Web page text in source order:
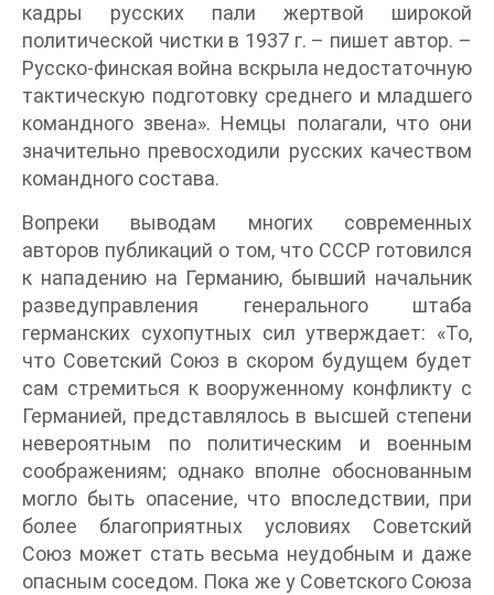
кадры русских пали жертвой широкой
политической чистки в 1937 г. – пишет автор. –
Русско-финская война вскрыла недостаточную
тактическую подготовку среднего и младшего
командного звена». Немцы полагали, что они
значительно превосходили русских качеством
командного состава.
Вопреки выводам многих современных
авторов публикаций о том, что СССР готовился
к нападению на Германию, бывший начальник
разведуправления генерального штаба
германских сухопутных сил утверждает: «То,
что Советский Союз в скором будущем будет
сам стремиться к вооруженному конфликту с
Германией, представлялось в высшей степени
невероятным по политическим и военным
соображениям; однако вполне обоснованным
могло быть опасение, что впоследствии, при
более благоприятных условиях Советский
Союз может стать весьма неудобным и даже
опасным соседом. Пока же у Советского Союза